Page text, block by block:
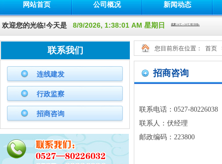
网站首页 公司概况 新闻动态
欢迎您的光临!今天是 8/9/2026, 1:38:02 AM 星期日
联系我们
连线建发
行政监察
招商咨询
您目前所在位置： 首页
招商咨询
联系电话：0527-80226038
联系人：伏经理
邮政编码： 223800